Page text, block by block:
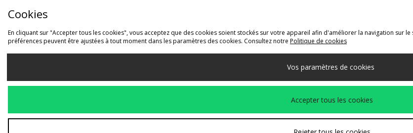
Livraison Vers
Nous acceptons les méthodes de paiement suivantes
www.jdplc.com
Cookies
En cliquant sur "Accepter tous les cookies", vous acceptez que des cookies soient stockés sur votre appareil afin d'améliorer la navigation sur
préférences peuvent être ajustées à tout moment dans les paramètres des cookies. Consultez notre Politique de cookies
Vos paramètres de cookies
Accepter tous les cookies